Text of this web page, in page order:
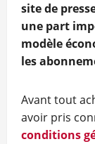
site de
une part
modèle
les
Avant tout
avoir pris
conditions